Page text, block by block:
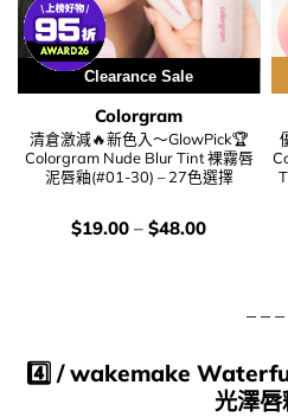
Clearance Sale
Colorgram
清倉激減🔥新色入～GlowPick🏆
Colorgram Nude Blur Tint 裸霧唇
泥唇釉(#01-30) – 27色選擇
價
錢：
$19.00 – $48.00
– – –
​4️⃣​ /wakemake
光澤唇